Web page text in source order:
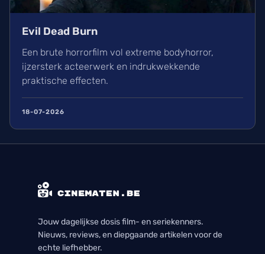
Evil Dead Burn
Een brute horrorfilm vol extreme bodyhorror,
ijzersterk acteerwerk en indrukwekkende
praktische effecten.
18-07-2026
Jouw dagelijkse dosis film- en seriekenners.
Nieuws, reviews, en diepgaande artikelen voor de
echte liefhebber.